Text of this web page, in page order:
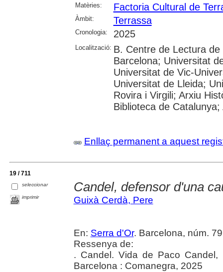
Matèries: Factoria Cultural de
Àmbit: Terrassa
Cronologia: 2025
Localització: B. Centre de Lectura
Barcelona; Universitat
Universitat de Vic-
Universitat de Lleida;
Rovira i Virgili; Arxiu
Biblioteca de
Enllaç permanent a aquest
19 / 711
seleccionar
imprimir
Candel, defensor d'una
Guixà Cerdà, Pere
En: Serra d'Or. Barcelona, núm.
Ressenya de:
. Candel. Vida de Paco
Barcelona : Comanegra, 2025